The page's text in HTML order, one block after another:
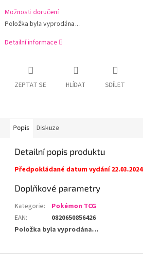
Možnosti doručení
Položka byla vyprodána…
Detailní informace
ZEPTAT SE HLÍDAT SDÍLET
Popis Diskuze
Detailní popis produktu
Předpokládané datum vydání 22.03.2024
Doplňkové parametry
Kategorie:
Pokémon TCG
EAN:
0820650856426
Položka byla vyprodána…